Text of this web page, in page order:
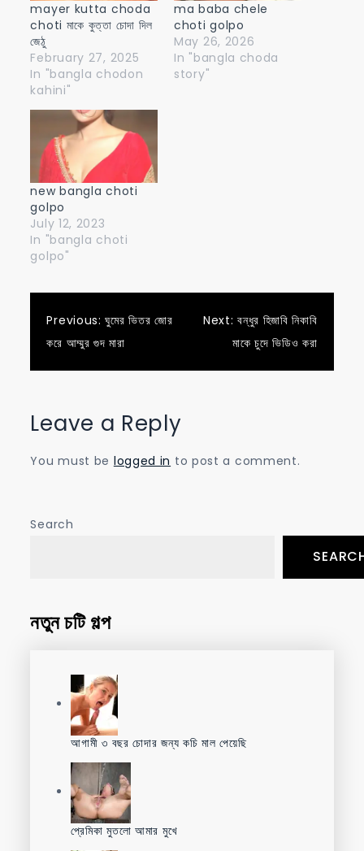
mayer kutta choda
choti মাকে কুত্তা চোদা দিল
জেঠু
February 27, 2025
In "bangla chodon
kahini"
ma baba chele
choti golpo
May 26, 2026
In "bangla choda
story"
new bangla choti
golpo
July 12, 2023
In "bangla choti
golpo"
Post
navigation
Previous: ঘুমের ভিতর জোর
করে আম্মুর গুদ মারা
Next: বন্ধুর হিজাবি নিকাবি
মাকে চুদে ভিডিও করা
Leave a Reply
You must be logged in to post a comment.
Search
নতুন চটি গল্প
আগামী ৩ বছর চোদার জন্য কচি মাল পেয়েছি
প্রেমিকা মুতলো আমার মুখে